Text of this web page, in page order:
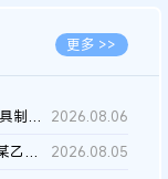
更多 >>
上诉人I某工具制品有限公司与被上诉人程某及一审被告中华人民共和...
2026.08.06
某甲公司、某乙公司、某丙公司申请诉前行为保全复议裁定书
2026.08.05